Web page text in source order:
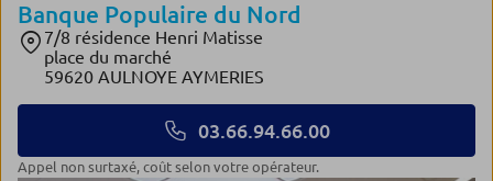
Banque Populaire du Nord
7/8 résidence Henri Matisse
place du marché
59620 AULNOYE AYMERIES
03.66.94.66.00
Appel non surtaxé, coût selon votre opérateur.